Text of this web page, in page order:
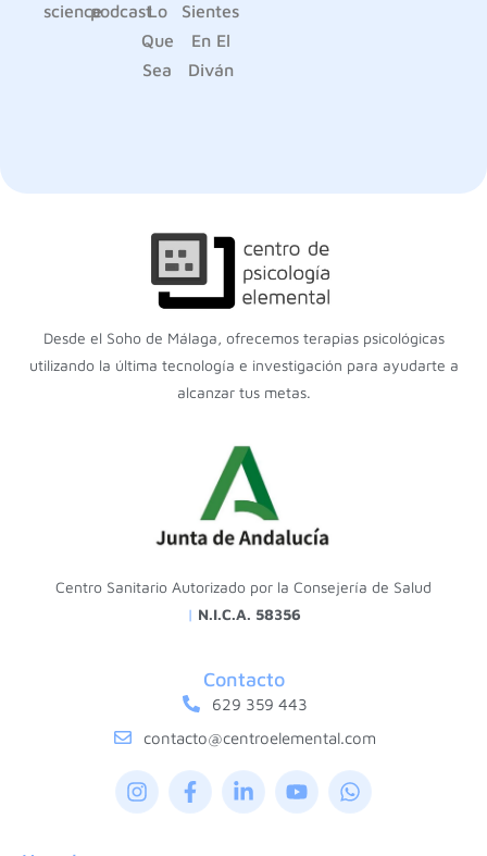
sciencepodcastLo
Que
Sea
Sientes
En El
Diván
Desde el Soho de Málaga, ofrecemos terapias psicológicas
utilizando la última tecnología e investigación para ayudarte a
alcanzar tus metas.
Centro Sanitario Autorizado por la Consejería de Salud
| N.I.C.A. 58356
Contacto
629 359 443
contacto@centroelemental.com